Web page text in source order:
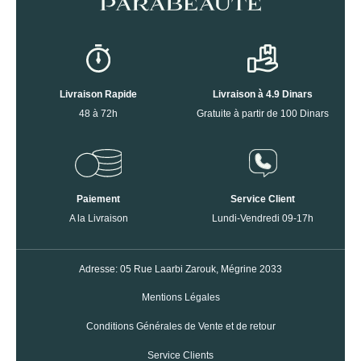
Livraison Rapide
48 à 72h
Livraison à 4.9 Dinars
Gratuite à partir de 100 Dinars
Paiement
A la Livraison
Service Client
Lundi-Vendredi 09-17h
Adresse: 05 Rue Laarbi Zarouk, Mégrine 2033
Mentions Légales
Conditions Générales de Vente et de retour
Service Clients